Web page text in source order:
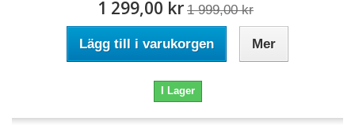
1 299,00 kr 1 999,00 kr
Lägg till i varukorgen Mer
I Lager